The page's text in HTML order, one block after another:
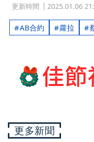
更新時間 2025.01.06
AB合約 蘿拉
更多新聞